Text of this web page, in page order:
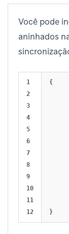
Você pode
aninhados
1
2
3
4
5
6
7
8
9
10
11
{
}